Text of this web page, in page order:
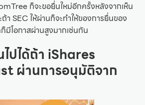
ก็จะขอยื่นใหม่อีกครั้งหลังจากเห็น
า SEC ให้ผ่านก็จะทำให้ของการยื่นของ
มีโอกาสผ่านสูงมากเช่นกัน
ปได้ถ้า iShares
ผ่านการอนุมัติจาก